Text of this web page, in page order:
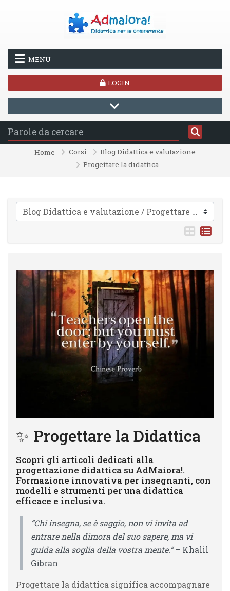
MENU
LOGIN
Home Corsi
Blog Didattica e valutazione
Progettare la didattica
Categorie di corso
✨ Progettare la Didattica
Scopri gli articoli dedicati alla
progettazione didattica su AdMaiora!.
Formazione innovativa per insegnanti, con
modelli e strumenti per una didattica
efficace e inclusiva.
“Chi insegna, se è saggio, non vi invita ad
entrare nella dimora del suo sapere, ma vi
guida alla soglia della vostra mente.”– Khalil
Gibran
Progettare la didattica significa accompagnare